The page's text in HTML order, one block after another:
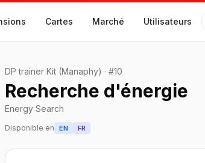
Cartes Marché Utilisateurs
DP trainer Kit (Manaphy) · #10
Recherche d'énergie
Energy Search
Disponible en EN FR